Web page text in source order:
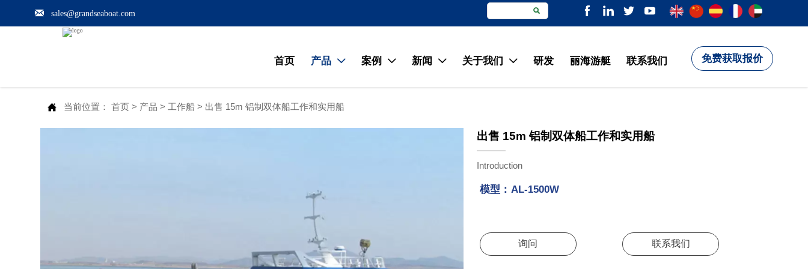
 sales@grandseaboat.com 
首页 产品  案例  新闻  关于我们  研发 丽海游艇 联系我们 免费获取报价
 当前位置： 首页> 产品 > 工作船> 出售 15m 铝制双体船工作和实用船
出售 15m 铝制双体船工作和实用船
Introduction
模型： AL-1500W
询问 联系我们